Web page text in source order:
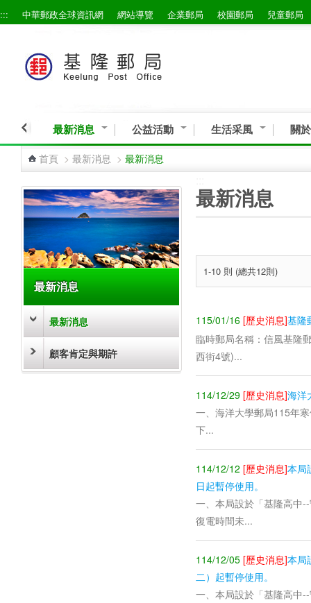
跳到主要內容區塊
::: 中華郵政全球資訊網 網站導覽 企業郵局 校園郵局 兒童郵局
最新消息 公益活動 生活采風 關
首頁 > 最新消息 > 最新消息
最新消息
最新消息
顧客肯定與期許
最新消息
1-10 則 (總共12則)
115/01/16 [歷史消息]基隆
臨時郵局名稱：信風基隆
西街4號)...
114/12/29 [歷史消息]海洋
一、海洋大學郵局115年
下...
114/12/12 [歷史消息]本局
日起暫停使用。
一、本局設於「基隆高中
復電時間未...
114/12/05 [歷史消息]本局
二）起暫停使用。
一、本局設於「基隆高中